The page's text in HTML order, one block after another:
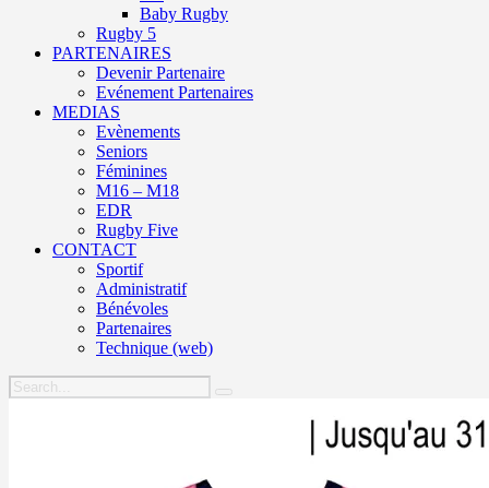
Baby Rugby
Rugby 5
PARTENAIRES
Devenir Partenaire
Evénement Partenaires
MEDIAS
Evènements
Seniors
Féminines
M16 – M18
EDR
Rugby Five
CONTACT
Sportif
Administratif
Bénévoles
Partenaires
Technique (web)